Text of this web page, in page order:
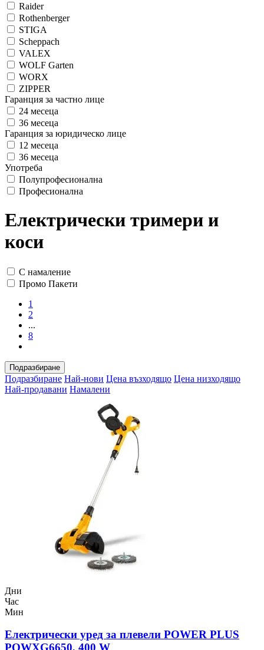
Raider
Rothenberger
STIGA
Scheppach
VALEX
WOLF Garten
WORX
ZIPPER
Гаранция за частно лице
24 месеца
36 месеца
Гаранция за юридическо лице
12 месеца
36 месеца
Употреба
Полупрофесионална
Професионална
Електрически тримери и
коси
С намаление
Промо Пакети
1
2
...
8
Подразбиране
Подразбиране Най-нови Цена възходящо Цена низходящо
Най-продавани Намалени
Дни
Час
Мин
Електрически уред за плевели POWER PLUS